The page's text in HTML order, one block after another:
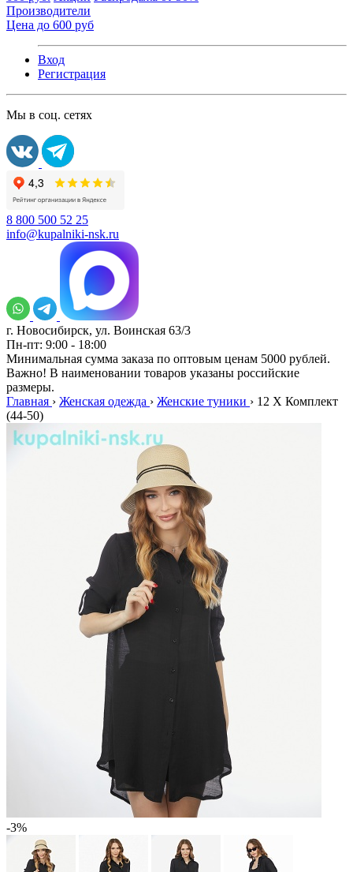
Производители
Цена до 600 руб
Вход
Регистрация
Мы в соц. сетях
8 800 500 52 25
info@kupalniki-nsk.ru
г. Новосибирск, ул. Воинская 63/3
Пн-пт: 9:00 - 18:00
Минимальная сумма заказа по оптовым ценам 5000 рублей.
Важно! В наименовании товаров указаны российские
размеры.
Главная › Женская одежда › Женские туники › 12 X Комплект
(44-50)
-3%